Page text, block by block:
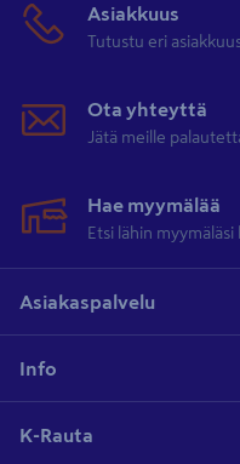
Asiakkuus
Tutustu eri
Ota yhteyttä
Jätä meille
Hae myymälää
Etsi lähin
Asiakaspalvelu
Info
K-Rauta